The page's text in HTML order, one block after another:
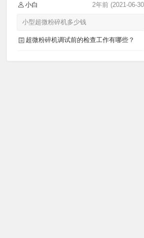
小白 2年前 (2021-06-
小型超微粉碎机多少钱
超微粉碎机调试前的检查工作有哪些？